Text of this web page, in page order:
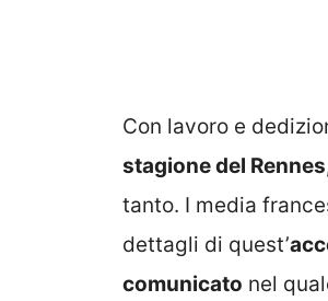
Con lavoro e
stagione del
tanto. I media
dettagli di quest’
comunicato nel